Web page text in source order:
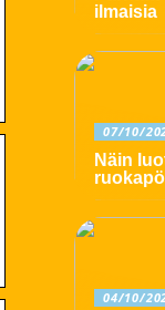
ilmaisia
07/10/
Näin
04/10/